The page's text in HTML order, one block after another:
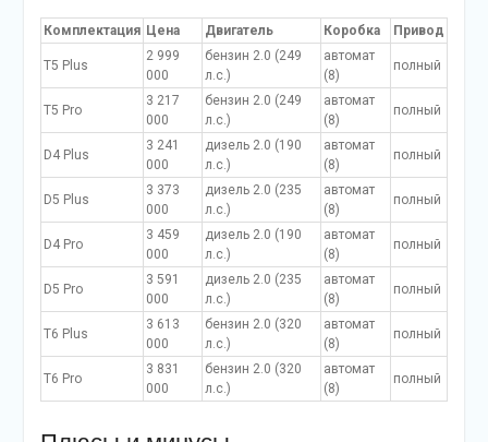
Комплектация Цена Двигатель Коробка Привод
T5 Plus
2 999
000
бензин 2.0 (249
л.с.)
автомат
(8)
полный
T5 Pro
3 217
000
бензин 2.0 (249
л.с.)
автомат
(8)
полный
D4 Plus
3 241
000
дизель 2.0 (190
л.с.)
автомат
(8)
полный
D5 Plus
3 373
000
дизель 2.0 (235
л.с.)
автомат
(8)
полный
D4 Pro
3 459
000
дизель 2.0 (190
л.с.)
автомат
(8)
полный
D5 Pro
3 591
000
дизель 2.0 (235
л.с.)
автомат
(8)
полный
T6 Plus
3 613
000
бензин 2.0 (320
л.с.)
автомат
(8)
полный
T6 Pro
3 831
000
бензин 2.0 (320
л.с.)
автомат
(8)
полный